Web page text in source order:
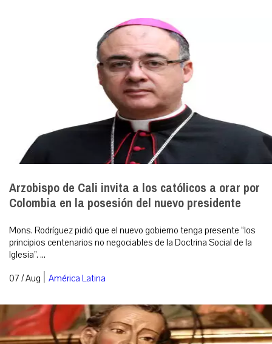
Arzobispo de Cali invita a los católicos a orar por
Colombia en la posesión del nuevo presidente
Mons. Rodríguez pidió que el nuevo gobierno tenga presente “los
principios centenarios no negociables de la Doctrina Social de la
Iglesia”. ...
07 / Aug | América Latina